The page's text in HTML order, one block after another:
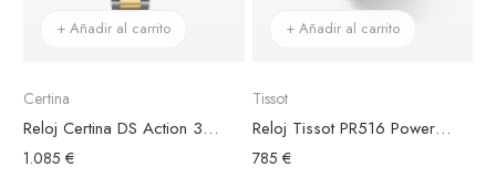
+ Añadir al carrito
Certina
Reloj Certina DS Action 34.5mm Bicolor, Esfera Negra
1.085 €
+ Añadir al carrito
Tissot
Reloj Tissot PR516 Powermatic 80 Acero Bicolor
785 €